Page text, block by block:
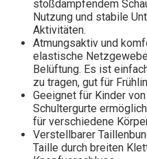
stoßdämpfendem
Nutzung und stabile
Aktivitäten.
Atmungsaktiv und
elastische
Belüftung. Es ist
zu tragen, gut für
Geeignet für Kinder
Schultergurte
für verschiedene
Verstellbarer
Taille durch breiten